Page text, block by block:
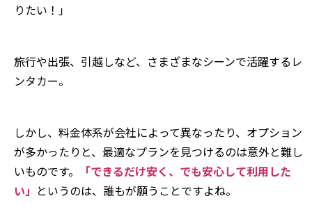
りたい！」
旅行や出張、引越しなど、さまざまなシーンで活躍するレ
ンタカー。
しかし、料金体系が会社によって異なったり、オプション
が多かったりと、最適なプランを見つけるのは意外と難し
いものです。
「できるだけ安く、でも安心して利用した
い」 というのは、誰もが願うことですよね。